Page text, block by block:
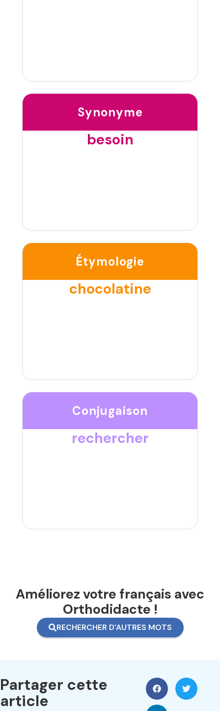
Synonyme
besoin
Étymologie
chocolatine
Conjugaison
rechercher
Améliorez votre français avec
Orthodidacte !
RECHERCHER D'AUTRES MOTS
Partager cette
article